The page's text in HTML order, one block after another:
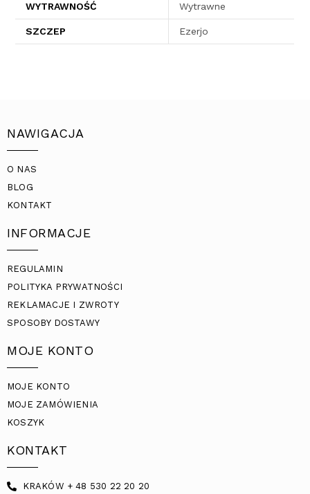
WYTRAWNOŚĆ Wytrawne
SZCZEP Ezerjo
NAWIGACJA
O NAS
BLOG
KONTAKT
INFORMACJE
REGULAMIN
POLITYKA PRYWATNOŚCI
REKLAMACJE I ZWROTY
SPOSOBY DOSTAWY
MOJE KONTO
MOJE KONTO
MOJE ZAMÓWIENIA
KOSZYK
KONTAKT
KRAKÓW + 48 530 22 20 20